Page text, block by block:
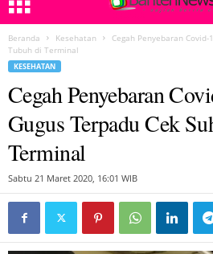
Beranda Kesehatan
Cegah Penyebaran Covid-
Tubuh di Terminal
KESEHATAN
Cegah Penyebaran
Gugus Terpadu Cek
Terminal
Sabtu 21 Maret 2020, 16:01 WIB